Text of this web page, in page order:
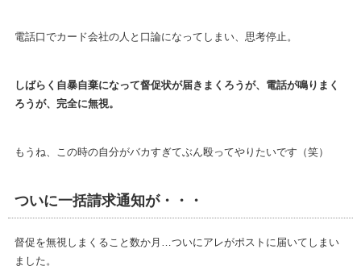
電話口でカード会社の人と口論になってしまい、思考停止。
しばらく自暴自棄になって督促状が届きまくろうが、電話が鳴りまく
ろうが、完全に無視。
もうね、この時の自分がバカすぎてぶん殴ってやりたいです（笑）
ついに一括請求通知が・・・
督促を無視しまくること数か月…ついにアレがポストに届いてしまい
ました。